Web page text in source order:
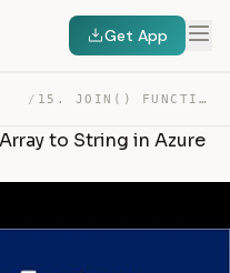
Get App
/ 15. JOIN() FUNCTION TO CONVERT ARRAY TO STRING IN AZURE… — TRANSCRIPT
to String in Azure